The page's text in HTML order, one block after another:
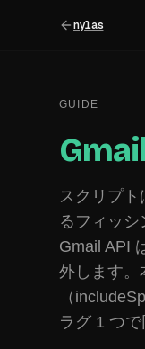
nylas
GUIDE
スクリプト
るフィッシ
Gmail API
外します。
（
ラグ 1 つ